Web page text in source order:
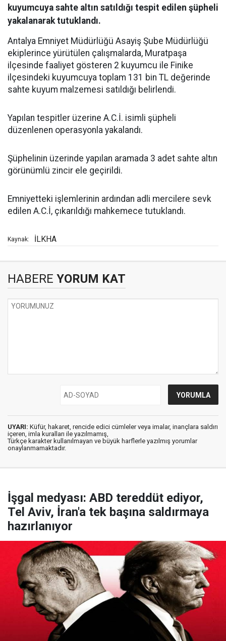
kuyumcuya sahte altın satıldığı tespit edilen şüpheli
yakalanarak tutuklandı.
Antalya Emniyet Müdürlüğü Asayiş Şube Müdürlüğü
ekiplerince yürütülen çalışmalarda, Muratpaşa
ilçesinde faaliyet gösteren 2 kuyumcu ile Finike
ilçesindeki kuyumcuya toplam 131 bin TL değerinde
sahte kuyum malzemesi satıldığı belirlendi.
Yapılan tespitler üzerine A.C.İ. isimli şüpheli
düzenlenen operasyonla yakalandı.
Şüphelinin üzerinde yapılan aramada 3 adet sahte altın
görünümlü zincir ele geçirildi.
Emniyetteki işlemlerinin ardından adli mercilere sevk
edilen A.C.İ, çıkarıldığı mahkemece tutuklandı.
Kaynak: İLKHA
HABERE YORUM KAT
UYARI: Küfür, hakaret, rencide edici cümleler veya imalar, inançlara saldırı
içeren, imla kuralları ile yazılmamış,
Türkçe karakter kullanılmayan ve büyük harflerle yazılmış yorumlar
onaylanmamaktadır.
İşgal medyası: ABD tereddüt ediyor,
Tel Aviv, İran'a tek başına saldırmaya
hazırlanıyor